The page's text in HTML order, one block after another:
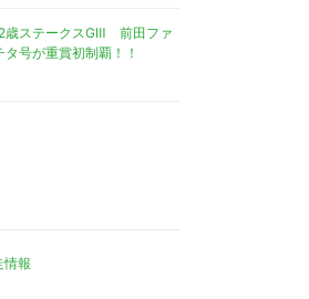
2歳ステークスGⅢ 前田ファ
号が重賞初制覇！！
情報